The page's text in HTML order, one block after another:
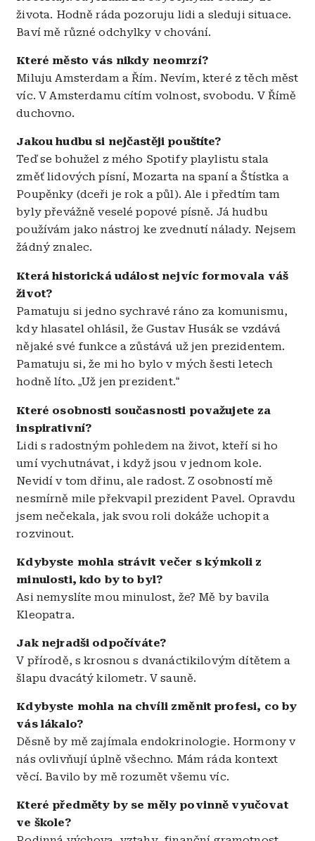
života. Hodně ráda pozoruju lidi a sleduji situace.
Baví mě různé odchylky v chování.
Které město vás nikdy neomrzí?
Miluju Amsterdam a Řím. Nevím, které z těch měst
víc. V Amsterdamu cítím volnost, svobodu. V Římě
duchovno.
Jakou hudbu si nejčastěji pouštíte?
Teď se bohužel z mého Spotify playlistu stala
změť lidových písní, Mozarta na spaní a Štístka a
Poupěnky (dceři je rok a půl). Ale i předtím tam
byly převážně veselé popové písně. Já hudbu
používám jako nástroj ke zvednutí nálady. Nejsem
žádný znalec.
Která historická událost nejvíc formovala váš
život?
Pamatuju si jedno sychravé ráno za komunismu,
kdy hlasatel ohlásil, že Gustav Husák se vzdává
nějaké své funkce a zůstává už jen prezidentem.
Pamatuju si, že mi ho bylo v mých šesti letech
hodně líto.„Už jen prezident.“
Které osobnosti současnosti považujete za
inspirativní?
Lidi s radostným pohledem na život, kteří si ho
umí vychutnávat, i když jsou v jednom kole.
Nevidí v tom dřinu, ale radost. Z osobností mě
nesmírně mile překvapil prezident Pavel. Opravdu
jsem nečekala, jak svou roli dokáže uchopit a
rozvinout.
Kdybyste mohla strávit večer s kýmkoli z
minulosti, kdo by to byl?
Asi nemyslíte mou minulost, že? Mě by bavila
Kleopatra.
Jak nejradši odpočíváte?
V přírodě, s krosnou s dvanáctikilovým dítětem a
šlapu dvacátý kilometr. V sauně.
Kdybyste mohla na chvíli změnit profesi, co by
vás lákalo?
Děsně by mě zajímala endokrinologie. Hormony v
nás ovlivňují úplně všechno. Mám ráda kontext
věcí. Bavilo by mě rozumět všemu víc.
Které předměty by se měly povinně vyučovat
ve škole?